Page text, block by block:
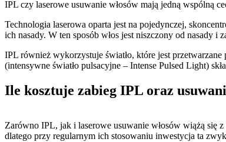
IPL czy laserowe usuwanie włosów mają jedną wspólną
Technologia laserowa oparta jest na pojedynczej,
ich nasady. W ten sposób włos jest niszczony od nasady i
IPL również wykorzystuje światło, które jest
(intensywne światło pulsacyjne – Intense Pulsed Light)
Ile kosztuje zabieg IPL oraz
Zarówno IPL, jak i laserowe usuwanie włosów wiążą się
dlatego przy regularnym ich stosowaniu inwestycja ta